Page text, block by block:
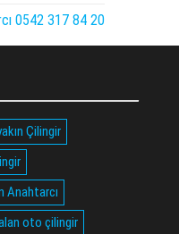
0542 317 84 20
Çilingir
Anahtarcı
oto çilingir